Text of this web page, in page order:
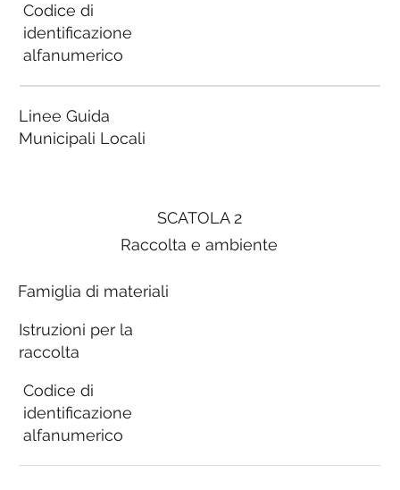
SCATOLA 2
Raccolta e ambiente
Famiglia di materiali
Istruzioni per la
raccolta
Codice di
identificazione
alfanumerico
Codice di
identificazione
alfanumerico
Linee Guida
Municipali Locali